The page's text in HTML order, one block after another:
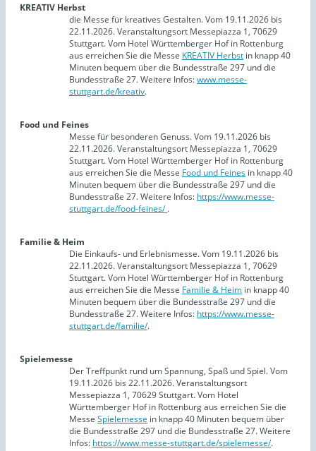
KREATIV Herbst
die Messe für kreatives Gestalten. Vom 19.11.2026 bis
22.11.2026. Veranstaltungsort Messepiazza 1, 70629
Stuttgart. Vom Hotel Württemberger Hof in Rottenburg
aus erreichen Sie die Messe KREATIV Herbst in knapp 40
Minuten bequem über die Bundesstraße 297 und die
Bundesstraße 27. Weitere Infos:www.messe-
stuttgart.de/kreativ.
Food und Feines
Messe für besonderen Genuss. Vom 19.11.2026 bis
22.11.2026. Veranstaltungsort Messepiazza 1, 70629
Stuttgart. Vom Hotel Württemberger Hof in Rottenburg
aus erreichen Sie die Messe Food und Feines in knapp 40
Minuten bequem über die Bundesstraße 297 und die
Bundesstraße 27. Weitere Infos: https://www.messe-
stuttgart.de/food-feines/.
Familie & Heim
Die Einkaufs- und Erlebnismesse. Vom 19.11.2026 bis
22.11.2026. Veranstaltungsort Messepiazza 1, 70629
Stuttgart. Vom Hotel Württemberger Hof in Rottenburg
aus erreichen Sie die Messe Familie & Heim in knapp 40
Minuten bequem über die Bundesstraße 297 und die
Bundesstraße 27. Weitere Infos: https://www.messe-
stuttgart.de/familie/.
Spielemesse
Der Treffpunkt rund um Spannung, Spaß und Spiel. Vom
19.11.2026 bis 22.11.2026. Veranstaltungsort
Messepiazza 1, 70629 Stuttgart. Vom Hotel
Württemberger Hof in Rottenburg aus erreichen Sie die
Messe Spielemesse in knapp 40 Minuten bequem über
die Bundesstraße 297 und die Bundesstraße 27. Weitere
Infos: https://www.messe-stuttgart.de/spielemesse/.